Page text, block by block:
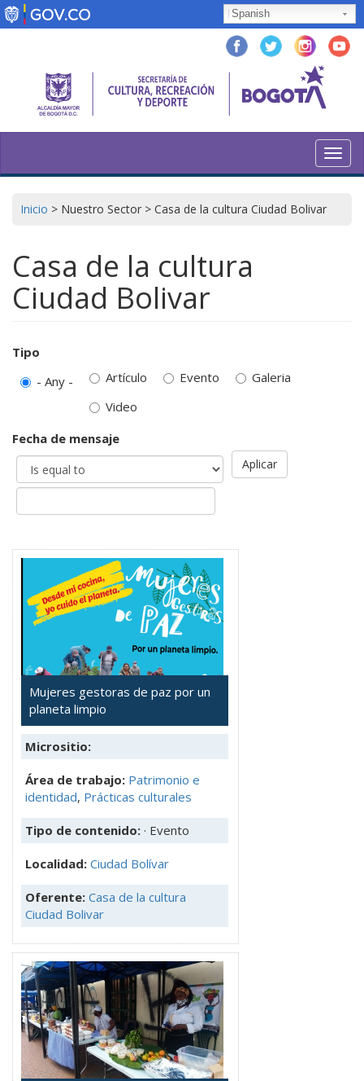
Skip
to
Spanish
Inicio > Nuestro Sector > Casa de la cultura Ciudad Bolivar
Casa de la cultura
Ciudad Bolivar
Tipo
- Any -
Artículo Evento
Galeria
Video
Fecha de mensaje
Aplicar
Mujeres gestoras de paz por un
planeta limpio
Micrositio:
Área de trabajo: Patrimonio e
identidad, Prácticas culturales
Tipo de contenido: · Evento
Localidad: Ciudad Bolívar
Oferente: Casa de la cultura
Ciudad Bolivar